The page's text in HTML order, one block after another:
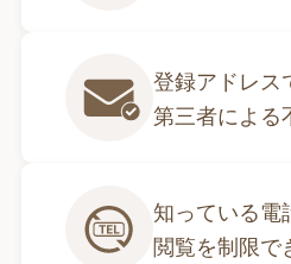
登録アドレス
第三者による
知っている電
閲覧を制限で